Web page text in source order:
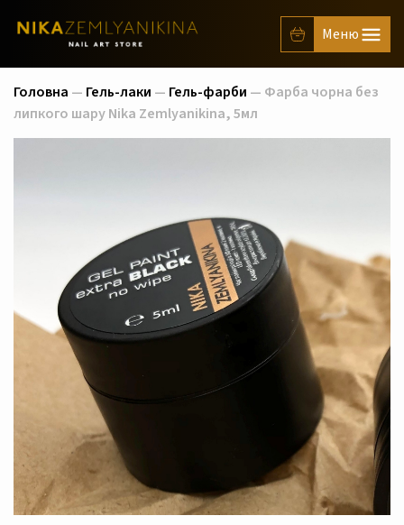
Головна — Гель-лаки — Гель-фарби — Фарба чорна без
липкого шару Nika Zemlyanikina, 5мл